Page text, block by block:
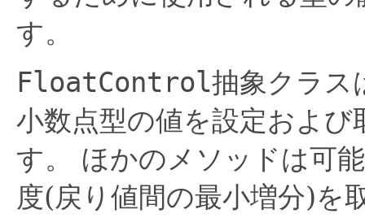
す。
FloatControl抽象クラス
小数点型の値を設定およ
す。
ほかのメソッドは可
度(戻り値間の最小増分)を